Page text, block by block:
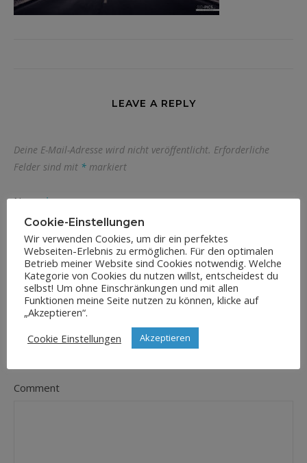
LEAVE A REPLY
Deine E-Mail-Adresse wird nicht veröffentlicht. Erforderliche
Felder sind mit * markiert
Name*
E-Mail-Adresse*
Comment
Cookie-Einstellungen
Wir verwenden Cookies, um dir ein perfektes
Webseiten-Erlebnis zu ermöglichen. Für den optimalen
Betrieb meiner Website sind Cookies notwendig. Welche
Kategorie von Cookies du nutzen willst, entscheidest du
selbst! Um ohne Einschränkungen und mit allen
Funktionen meine Seite nutzen zu können, klicke auf
„Akzeptieren“.
Cookie Einstellungen
Akzeptieren